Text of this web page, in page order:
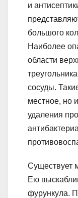
и
большого
Наиболее
области
сосуды.
местное, но
удаления
Существует
Ею
фурункула.